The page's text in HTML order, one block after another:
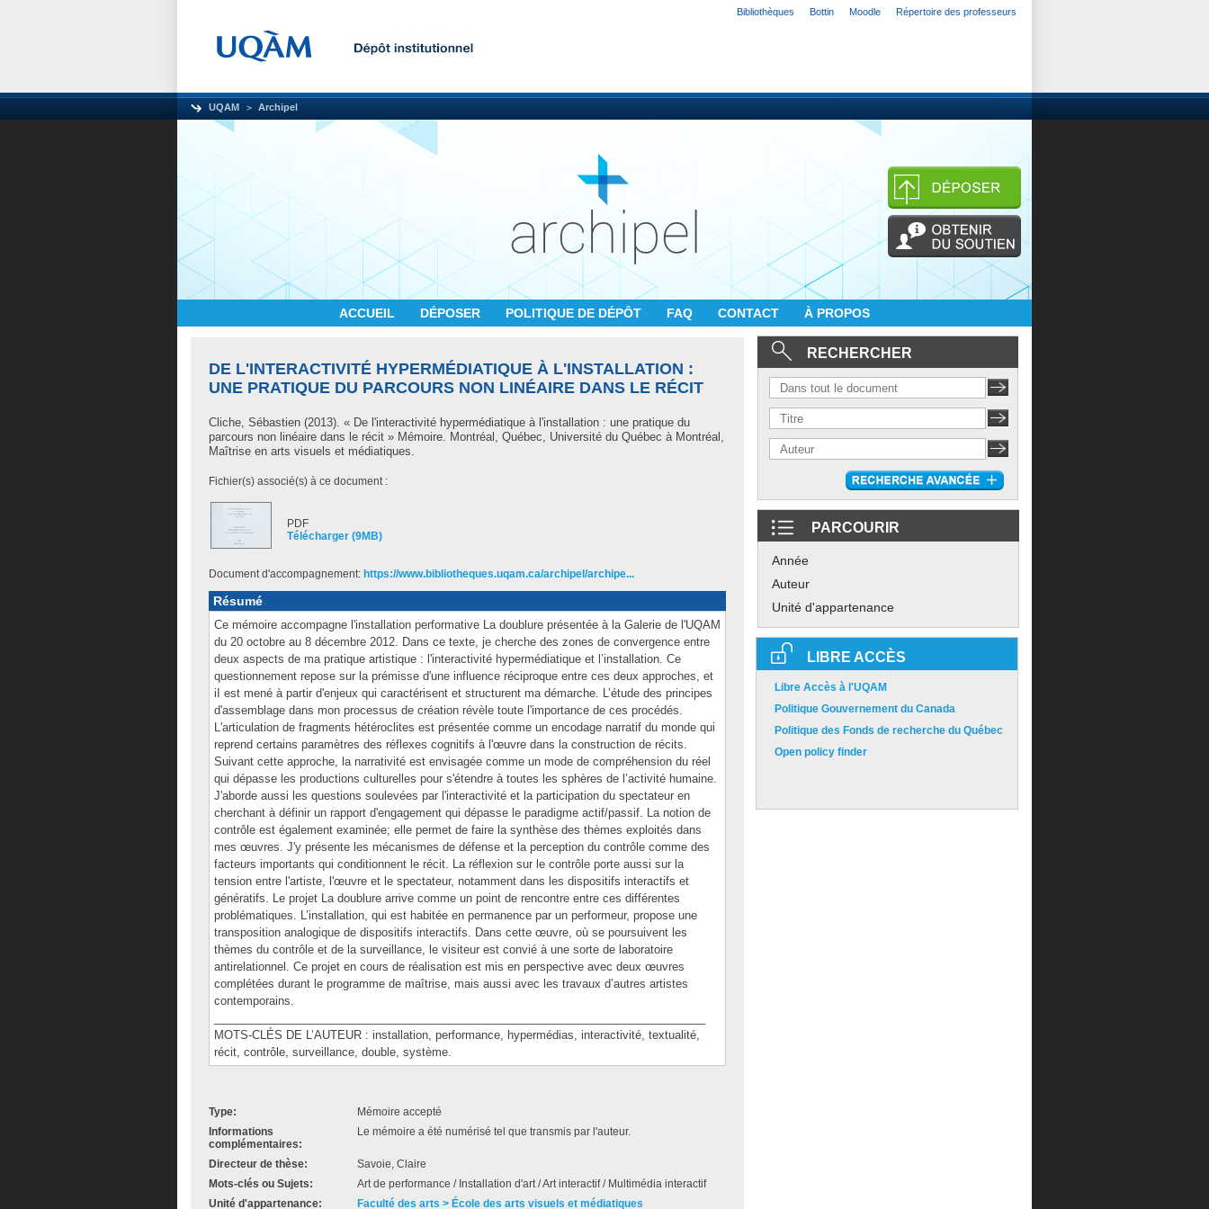
Bibliothèques Bottin Moodle Répertoire des professeurs
UQAM Archipel
ACCUEIL DÉPOSER POLITIQUE DE DÉPÔT FAQ CONTACT À PROPOS
DE L'INTERACTIVITÉ HYPERMÉDIATIQUE À L'INSTALLATION :
UNE PRATIQUE DU PARCOURS NON LINÉAIRE DANS LE RÉCIT
Cliche, Sébastien (2013). « De l'interactivité hypermédiatique à l'installation : une pratique du
parcours non linéaire dans le récit » Mémoire. Montréal, Québec, Université du Québec à Montréal,
Maîtrise en arts visuels et médiatiques.
Fichier(s) associé(s) à ce document :
PDF
Télécharger (9MB)
Document d'accompagnement: https://www.bibliotheques.uqam.ca/archipel/archipe...
Résumé
Ce mémoire accompagne l'installation performative La doublure présentée à la Galerie de l'UQAM
du 20 octobre au 8 décembre 2012. Dans ce texte, je cherche des zones de convergence entre
deux aspects de ma pratique artistique : l'interactivité hypermédiatique et l’installation. Ce
questionnement repose sur la prémisse d'une influence réciproque entre ces deux approches, et
iI est mené à partir d'enjeux qui caractérisent et structurent ma démarche. L’étude des principes
d'assemblage dans mon processus de création révèle toute l'importance de ces procédés.
L'articulation de fragments hétéroclites est présentée comme un encodage narratif du monde qui
reprend certains paramètres des réflexes cognitifs à l'œuvre dans la construction de récits.
Suivant cette approche, la narrativité est envisagée comme un mode de compréhension du réel
qui dépasse les productions culturelles pour s'étendre à toutes les sphères de l’activité humaine.
J'aborde aussi les questions soulevées par l'interactivité et la participation du spectateur en
cherchant à définir un rapport d'engagement qui dépasse le paradigme actif/passif. La notion de
contrôle est également examinée; elle permet de faire la synthèse des thèmes exploités dans
mes œuvres. J'y présente les mécanismes de défense et la perception du contrôle comme des
facteurs importants qui conditionnent le récit. La réflexion sur le contrôle porte aussi sur la
tension entre l'artiste, l'œuvre et le spectateur, notamment dans les dispositifs interactifs et
génératifs. Le projet La doublure arrive comme un point de rencontre entre ces différentes
problématiques. L’installation, qui est habitée en permanence par un performeur, propose une
transposition analogique de dispositifs interactifs. Dans cette œuvre, où se poursuivent les
thèmes du contrôle et de la surveillance, le visiteur est convié à une sorte de laboratoire
antirelationnel. Ce projet en cours de réalisation est mis en perspective avec deux œuvres
complétées durant le programme de maîtrise, mais aussi avec les travaux d’autres artistes
contemporains.
MOTS-CLÉS DE L’AUTEUR : installation, performance, hypermédias, interactivité, textualité,
récit, contrôle, surveillance, double, système.
Type:
Mémoire accepté
Informations
complémentaires:
Le mémoire a été numérisé tel que transmis par l'auteur.
Directeur de thèse:
Savoie, Claire
Mots-clés ou Sujets:
Art de performance / Installation d'art / Art interactif / Multimédia interactif
Unité d'appartenance:
Faculté des arts > École des arts visuels et médiatiques
RECHERCHER
PARCOURIR
Année
Auteur
Unité d'appartenance
LIBRE ACCÈS
Libre Accès à l'UQAM
Politique Gouvernement du Canada
Politique des Fonds de recherche du Québec
Open policy finder